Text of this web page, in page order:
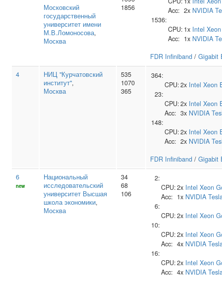
Московский
государственный
университет имени
М.В.Ломоносова,
Москва
1856
Acc: 2x NVIDIA
1536:
CPU: 1x Intel
Acc: 1x NVIDIA
FDR Infiniband / Gigabit
4
НИЦ "Курчатовский
институт",
Москва
535
1070
365
364:
CPU:2x Intel Xeon
23:
CPU:2x Intel Xeon
Acc: 3x NVIDIA
148:
CPU:2x Intel Xeon
Acc: 2x NVIDIA
FDR Infiniband / Gigabit
6
new
Национальный
исследовательский
университет Высшая
школа экономики,
Москва
34
68
106
2:
CPU:2x Intel Xeon
Acc: 1x NVIDIA
6:
CPU:2x Intel Xeon
10:
CPU:2x Intel Xeon
Acc: 4x NVIDIA
16:
CPU:2x Intel Xeon
Acc: 4x NVIDIA